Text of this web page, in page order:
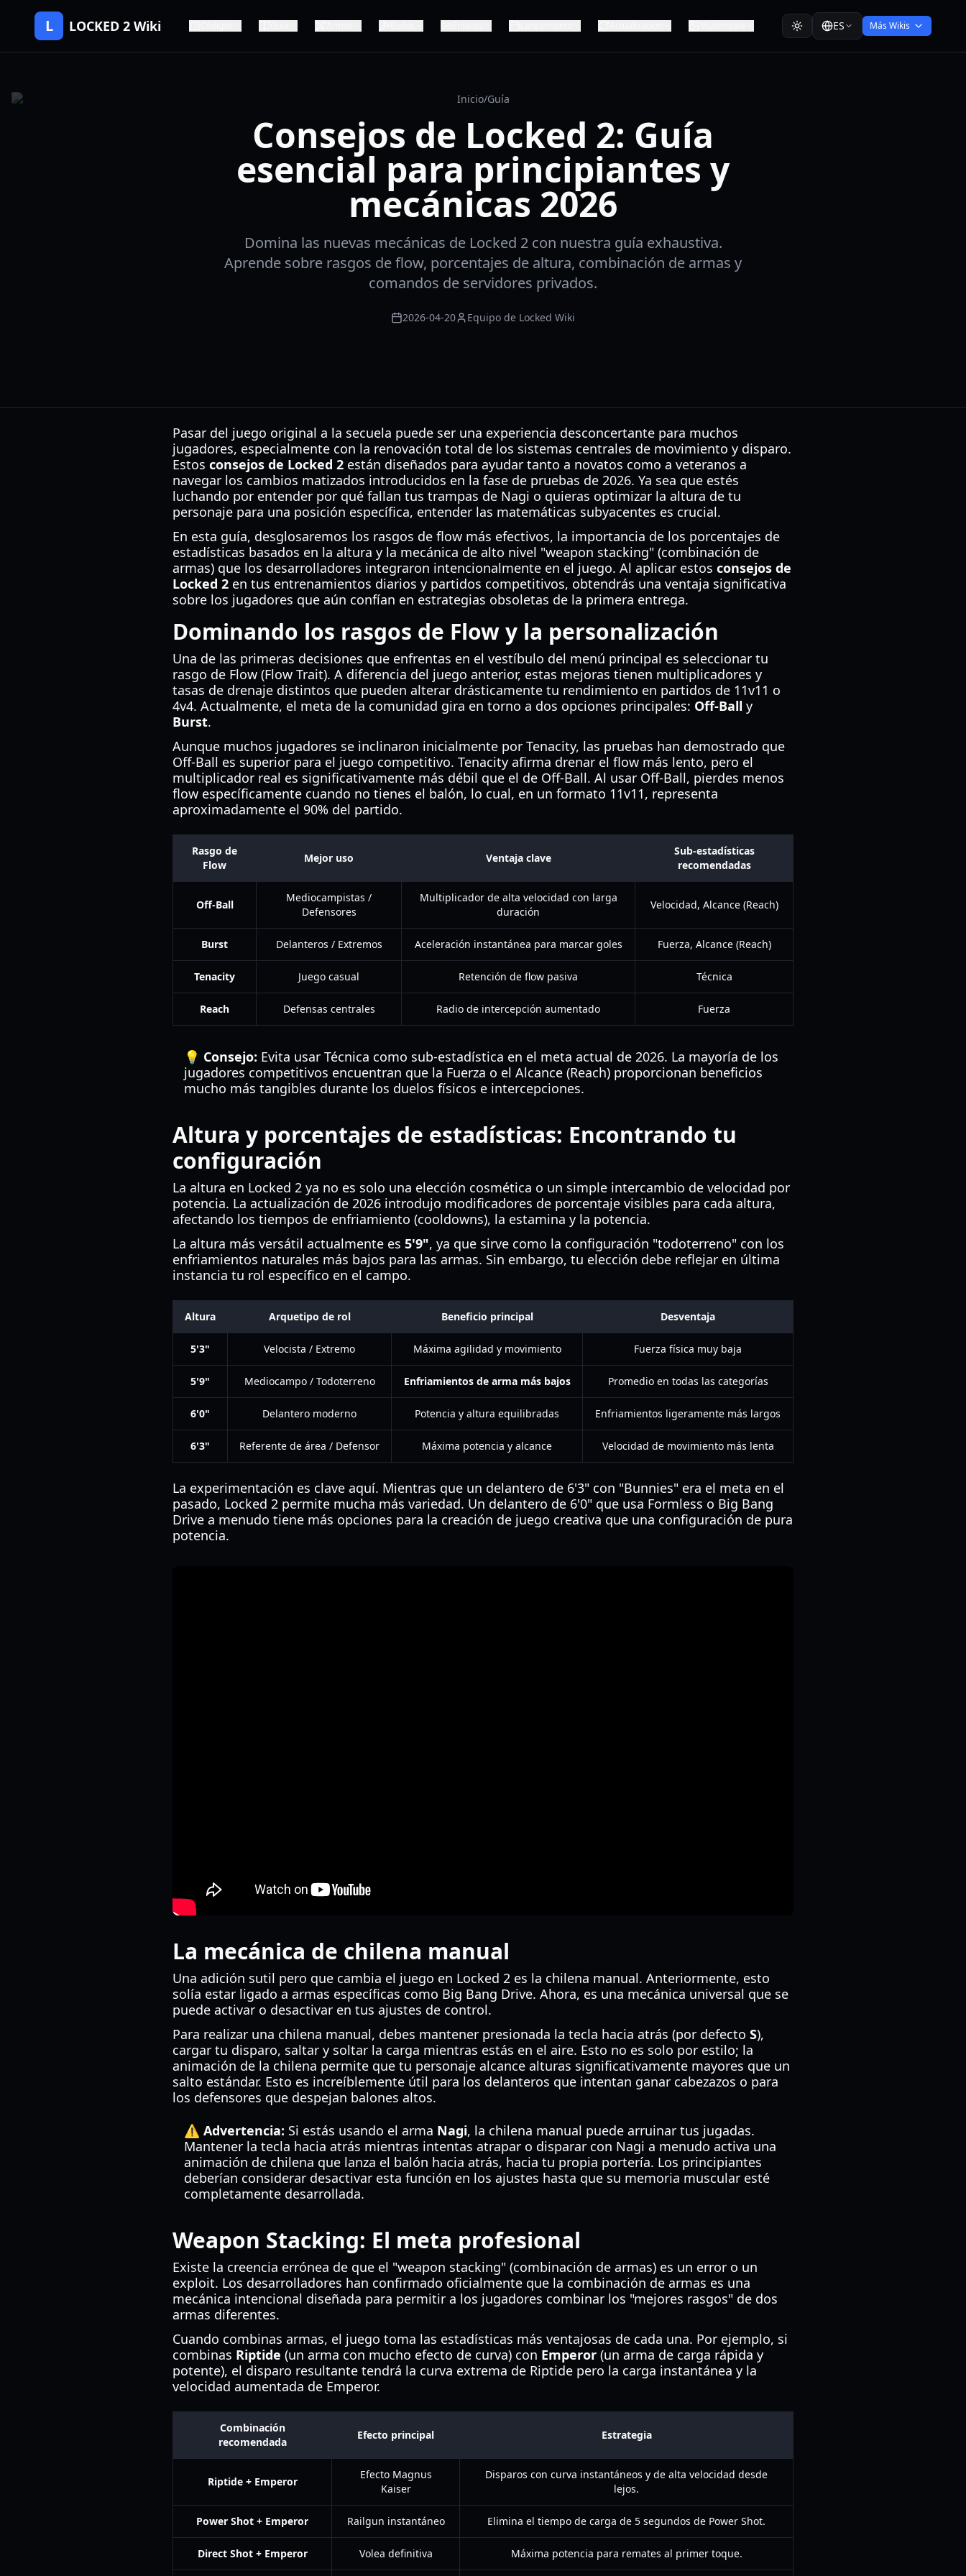
L LOCKED 2 Wiki ES Más Wikis
Inicio/Guía
Consejos de Locked 2: Guía
esencial para principiantes y
mecánicas 2026
Domina las nuevas mecánicas de Locked 2 con nuestra guía exhaustiva.
Aprende sobre rasgos de flow, porcentajes de altura, combinación de armas y
comandos de servidores privados.
2026-04-20 Equipo de Locked Wiki
Pasar del juego original a la secuela puede ser una experiencia desconcertante para muchos
jugadores, especialmente con la renovación total de los sistemas centrales de movimiento y disparo.
Estos consejos de Locked 2 están diseñados para ayudar tanto a novatos como a veteranos a
navegar los cambios matizados introducidos en la fase de pruebas de 2026. Ya sea que estés
luchando por entender por qué fallan tus trampas de Nagi o quieras optimizar la altura de tu
personaje para una posición específica, entender las matemáticas subyacentes es crucial.
En esta guía, desglosaremos los rasgos de flow más efectivos, la importancia de los porcentajes de
estadísticas basados en la altura y la mecánica de alto nivel "weapon stacking" (combinación de
armas) que los desarrolladores integraron intencionalmente en el juego. Al aplicar estos consejos de
Locked 2 en tus entrenamientos diarios y partidos competitivos, obtendrás una ventaja significativa
sobre los jugadores que aún confían en estrategias obsoletas de la primera entrega.
Dominando los rasgos de Flow y la personalización
Una de las primeras decisiones que enfrentas en el vestíbulo del menú principal es seleccionar tu
rasgo de Flow (Flow Trait). A diferencia del juego anterior, estas mejoras tienen multiplicadores y
tasas de drenaje distintos que pueden alterar drásticamente tu rendimiento en partidos de 11v11 o
4v4. Actualmente, el meta de la comunidad gira en torno a dos opciones principales: Off-Ball y
Burst.
Aunque muchos jugadores se inclinaron inicialmente por Tenacity, las pruebas han demostrado que
Off-Ball es superior para el juego competitivo. Tenacity afirma drenar el flow más lento, pero el
multiplicador real es significativamente más débil que el de Off-Ball. Al usar Off-Ball, pierdes menos
flow específicamente cuando no tienes el balón, lo cual, en un formato 11v11, representa
aproximadamente el 90% del partido.
Rasgo de
Flow
Mejor uso Ventaja clave
Sub-estadísticas
recomendadas
Off-Ball
Mediocampistas /
Defensores
Multiplicador de alta velocidad con larga
duración
Velocidad, Alcance (Reach)
Burst Delanteros / Extremos Aceleración instantánea para marcar goles Fuerza, Alcance (Reach)
Tenacity Juego casual Retención de flow pasiva Técnica
Reach Defensas centrales Radio de intercepción aumentado Fuerza
💡 Consejo: Evita usar Técnica como sub-estadística en el meta actual de 2026. La mayoría de los
jugadores competitivos encuentran que la Fuerza o el Alcance (Reach) proporcionan beneficios
mucho más tangibles durante los duelos físicos e intercepciones.
Altura y porcentajes de estadísticas: Encontrando tu
configuración
La altura en Locked 2 ya no es solo una elección cosmética o un simple intercambio de velocidad por
potencia. La actualización de 2026 introdujo modificadores de porcentaje visibles para cada altura,
afectando los tiempos de enfriamiento (cooldowns), la estamina y la potencia.
La altura más versátil actualmente es 5'9", ya que sirve como la configuración "todoterreno" con los
enfriamientos naturales más bajos para las armas. Sin embargo, tu elección debe reflejar en última
instancia tu rol específico en el campo.
Altura Arquetipo de rol Beneficio principal Desventaja
5'3" Velocista / Extremo Máxima agilidad y movimiento Fuerza física muy baja
5'9" Mediocampo / Todoterreno Enfriamientos de arma más bajos Promedio en todas las categorías
6'0" Delantero moderno Potencia y altura equilibradas Enfriamientos ligeramente más largos
6'3" Referente de área / Defensor Máxima potencia y alcance Velocidad de movimiento más lenta
La experimentación es clave aquí. Mientras que un delantero de 6'3" con "Bunnies" era el meta en el
pasado, Locked 2 permite mucha más variedad. Un delantero de 6'0" que usa Formless o Big Bang
Drive a menudo tiene más opciones para la creación de juego creativa que una configuración de pura
potencia.
La mecánica de chilena manual
Una adición sutil pero que cambia el juego en Locked 2 es la chilena manual. Anteriormente, esto
solía estar ligado a armas específicas como Big Bang Drive. Ahora, es una mecánica universal que se
puede activar o desactivar en tus ajustes de control.
Para realizar una chilena manual, debes mantener presionada la tecla hacia atrás (por defecto S),
cargar tu disparo, saltar y soltar la carga mientras estás en el aire. Esto no es solo por estilo; la
animación de la chilena permite que tu personaje alcance alturas significativamente mayores que un
salto estándar. Esto es increíblemente útil para los delanteros que intentan ganar cabezazos o para
los defensores que despejan balones altos.
⚠️ Advertencia: Si estás usando el arma Nagi, la chilena manual puede arruinar tus jugadas.
Mantener la tecla hacia atrás mientras intentas atrapar o disparar con Nagi a menudo activa una
animación de chilena que lanza el balón hacia atrás, hacia tu propia portería. Los principiantes
deberían considerar desactivar esta función en los ajustes hasta que su memoria muscular esté
completamente desarrollada.
Weapon Stacking: El meta profesional
Existe la creencia errónea de que el "weapon stacking" (combinación de armas) es un error o un
exploit. Los desarrolladores han confirmado oficialmente que la combinación de armas es una
mecánica intencional diseñada para permitir a los jugadores combinar los "mejores rasgos" de dos
armas diferentes.
Cuando combinas armas, el juego toma las estadísticas más ventajosas de cada una. Por ejemplo, si
combinas Riptide (un arma con mucho efecto de curva) con Emperor (un arma de carga rápida y
potente), el disparo resultante tendrá la curva extrema de Riptide pero la carga instantánea y la
velocidad aumentada de Emperor.
Combinación
recomendada
Efecto principal Estrategia
Riptide + Emperor
Efecto Magnus
Kaiser
Disparos con curva instantáneos y de alta velocidad desde
lejos.
Power Shot + Emperor Railgun instantáneo Elimina el tiempo de carga de 5 segundos de Power Shot.
Direct Shot + Emperor Volea definitiva Máxima potencia para remates al primer toque.